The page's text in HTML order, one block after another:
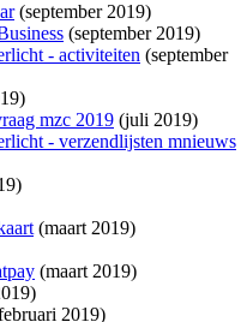
(september 2019)
(september 2019)
- activiteiten (september
mzc 2019 (juli 2019)
- verzendlijsten mnieuws
(maart 2019)
(maart 2019)
2019)